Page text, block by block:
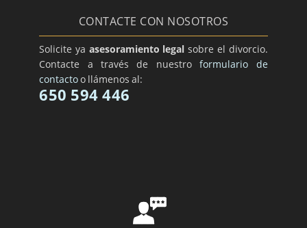
CONTACTE CON NOSOTROS
Solicite ya asesoramiento legal sobre el divorcio.
Contacte a través de nuestroformulario de
contactoo llámenos al:
650 594 446